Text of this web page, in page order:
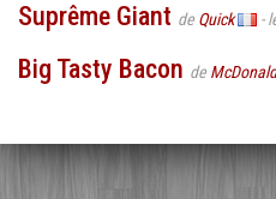
Suprême Giant de Quick -
Big Tasty Bacon de